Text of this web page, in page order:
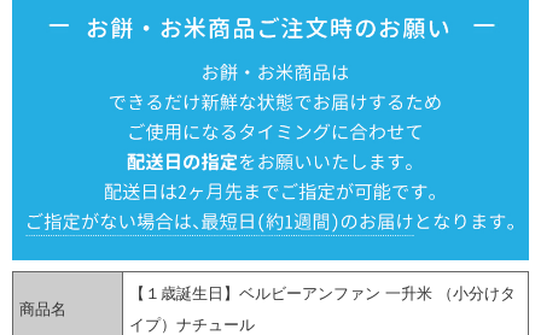
商品名
【１歳誕生日】ベルビーアンファン 一升米 （小分けタ
イプ）ナチュール